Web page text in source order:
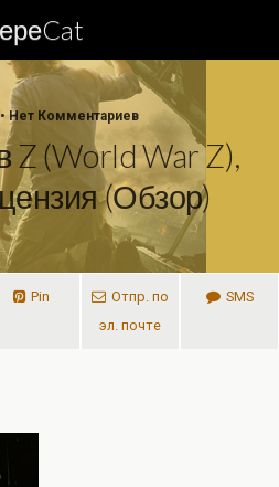
Нет Комментариев
Z (World War Z),
(обзор)
Pin
Отпр. по
эл. почте
SMS